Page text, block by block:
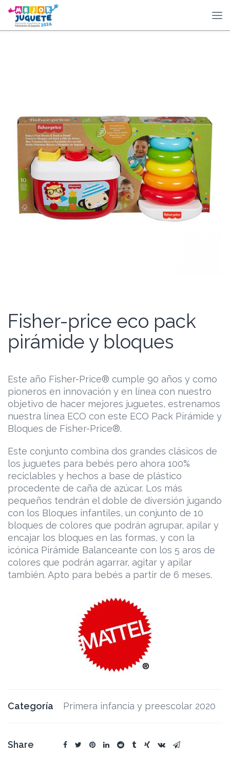
Fisher-price eco pack
pirámide y bloques
Este año Fisher-Price® cumple 90 años y como
pioneros en innovación y en línea con nuestro
objetivo de hacer mejores juguetes, estrenamos
nuestra línea ECO con este ECO Pack Pirámide y
Bloques de Fisher-Price®.
Este conjunto combina dos grandes clásicos de
los juguetes para bebés pero ahora 100%
reciclables y hechos a base de plástico
procedente de caña de azúcar. Los más
pequeños tendrán el doble de diversión jugando
con los Bloques infantiles, un conjunto de 10
bloques de colores que podrán agrupar, apilar y
encajar los bloques en las formas, y con la
icónica Pirámide Balanceante con los 5 aros de
colores que podrán agarrar, agitar y apilar
también. Apto para bebés a partir de 6 meses.
Categoría Primera infancia y preescolar 2020
Share